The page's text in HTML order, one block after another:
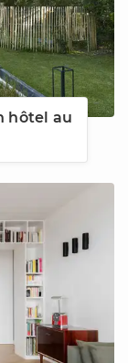
hôtel au